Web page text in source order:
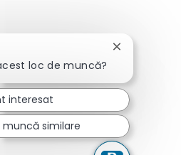
loc de muncă?
Închideți
interesat
muncă similare